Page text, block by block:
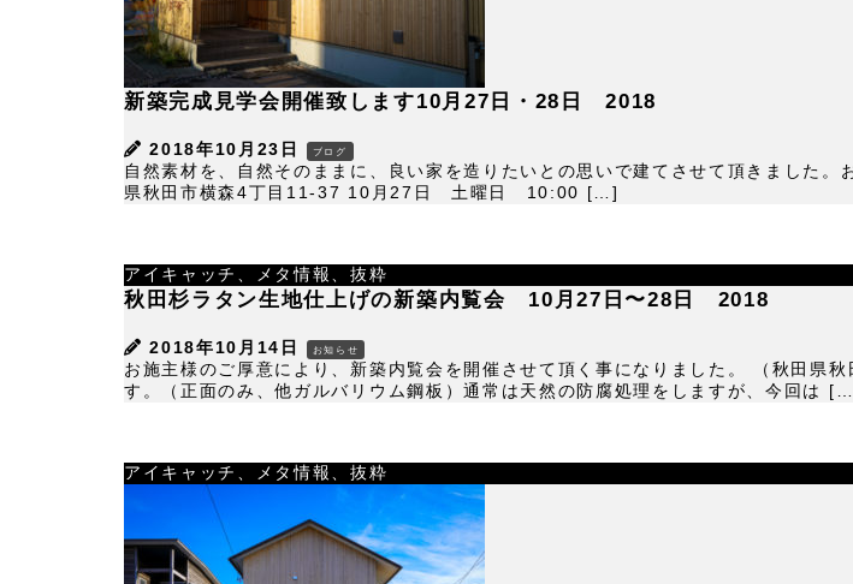
新築完成見学会開催致します10月27日・28日 2018
2018年10月23日 ブログ
自然素材を、自然そのままに、良い家を造りたいとの思いで建てさせて頂きまし
県秋田市横森4丁目11-37 10月27日 土曜日 10:00 […]
アイキャッチ、メタ情報、抜粋
秋田杉ラタン生地仕上げの新築内覧会 10月27日〜28日 2018
2018年10月14日 お知らせ
お施主様のご厚意により、新築内覧会を開催させて頂く事になりました。 （秋田県
す。（正面のみ、他ガルバリウム鋼板）通常は天然の防腐処理をしますが、今回は
アイキャッチ、メタ情報、抜粋